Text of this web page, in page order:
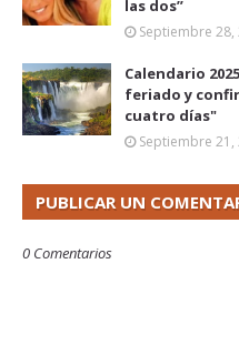
las dos”
Septiembre 28,
Calendario
feriado y
cuatro días"
Septiembre 21,
PUBLICAR UN
0 Comentarios